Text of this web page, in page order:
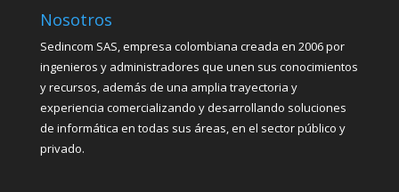
Nosotros
Sedincom SAS, empresa colombiana creada en 2006 por
ingenieros y administradores que unen sus conocimientos
y recursos, además de una amplia trayectoria y
experiencia comercializando y desarrollando soluciones
de informática en todas sus áreas, en el sector público y
privado.